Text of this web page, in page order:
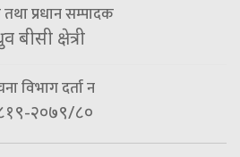
तथा प्रधान सम्पादक
बीसी क्षेत्री
विभाग दर्ता न
२०७९/८०